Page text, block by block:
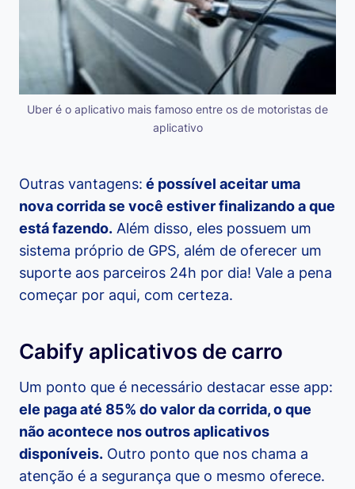
Uber é o aplicativo mais famoso entre os de motoristas de
aplicativo
Outras vantagens: é possível aceitar uma
nova corrida se você estiver finalizando a que
está fazendo. Além disso, eles possuem um
sistema próprio de GPS, além de oferecer um
suporte aos parceiros 24h por dia! Vale a pena
começar por aqui, com certeza.
Cabify aplicativos de carro
Um ponto que é necessário destacar esse app:
ele paga até 85% do valor da corrida, o que
não acontece nos outros aplicativos
disponíveis. Outro ponto que nos chama a
atenção é a segurança que o mesmo oferece.